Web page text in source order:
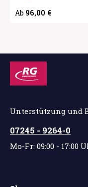
Regulärer Preis:
Ab 96,00 €
Unterstützung und
07245 - 9264-0
Mo-Fr: 09:00 - 17:00